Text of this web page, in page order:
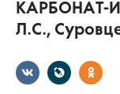
КАРБОНАТ-
Л.С.,